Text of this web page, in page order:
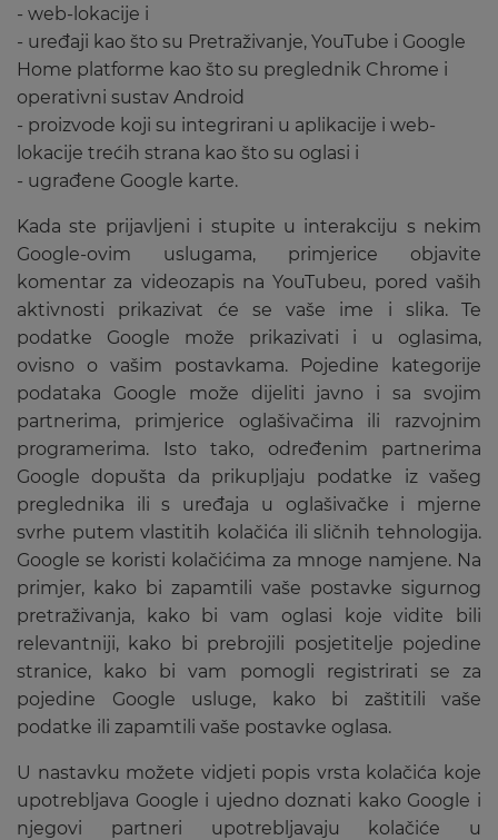
- web-lokacije i
- uređaji kao što su Pretraživanje, YouTube i Google
Home platforme kao što su preglednik Chrome i
operativni sustav Android
- proizvode koji su integrirani u aplikacije i web-
lokacije trećih strana kao što su oglasi i
- ugrađene Google karte.
Kada ste prijavljeni i stupite u interakciju s nekim
Google-ovim uslugama, primjerice objavite
komentar za videozapis na YouTubeu, pored vaših
aktivnosti prikazivat će se vaše ime i slika. Te
podatke Google može prikazivati i u oglasima,
ovisno o vašim postavkama. Pojedine kategorije
podataka Google može dijeliti javno i sa svojim
partnerima, primjerice oglašivačima ili razvojnim
programerima. Isto tako, određenim partnerima
Google dopušta da prikupljaju podatke iz vašeg
preglednika ili s uređaja u oglašivačke i mjerne
svrhe putem vlastitih kolačića ili sličnih tehnologija.
Google se koristi kolačićima za mnoge namjene. Na
primjer, kako bi zapamtili vaše postavke sigurnog
pretraživanja, kako bi vam oglasi koje vidite bili
relevantniji, kako bi prebrojili posjetitelje pojedine
stranice, kako bi vam pomogli registrirati se za
pojedine Google usluge, kako bi zaštitili vaše
podatke ili zapamtili vaše postavke oglasa.
U nastavku možete vidjeti popis vrsta kolačića koje
upotrebljava Google i ujedno doznati kako Google i
njegovi partneri upotrebljavaju kolačiće u